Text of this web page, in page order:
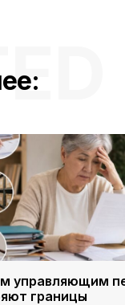
управляющим
границы